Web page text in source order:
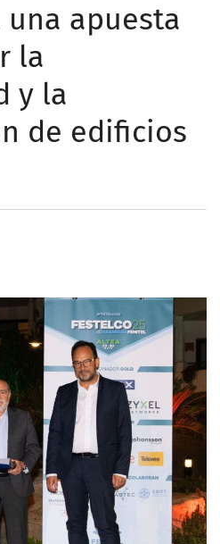
una apuesta
la
y la
de edificios